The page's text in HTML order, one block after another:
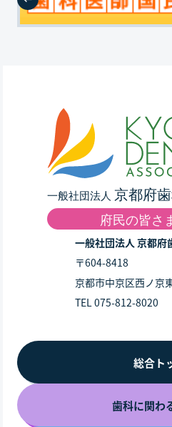
一般社団法人 京都府
〒604-8418
京都市中京区西ノ京
TEL 075-812-8020
総合ト
歯科に関わ